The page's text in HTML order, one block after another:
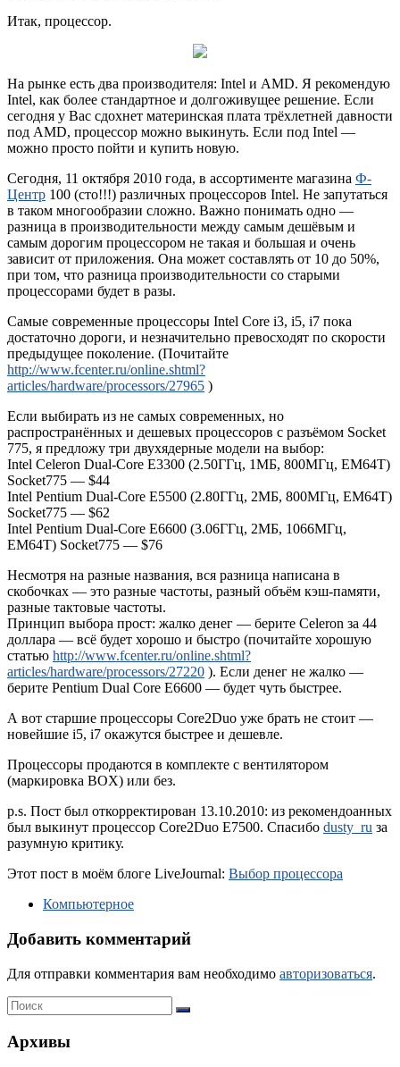
Итак, процессор.
На рынке есть два производителя: Intel и AMD. Я рекомендую
Intel, как более стандартное и долгоживущее решение. Если
сегодня у Вас сдохнет материнская плата трёхлетней давности
под AMD, процессор можно выкинуть. Если под Intel —
можно просто пойти и купить новую.
Сегодня, 11 октября 2010 года, в ассортименте магазина Ф-
Центр 100 (сто!!!) различных процессоров Intel. Не запутаться
в таком многообразии сложно. Важно понимать одно —
разница в производительности между самым дешёвым и
самым дорогим процессором не такая и большая и очень
зависит от приложения. Она может составлять от 10 до 50%,
при том, что разница производительности со старыми
процессорами будет в разы.
Самые современные процессоры Intel Core i3, i5, i7 пока
достаточно дороги, и незначительно превосходят по скорости
предыдущее поколение. (Почитайте
http://www.fcenter.ru/online.shtml?
articles/hardware/processors/27965 )
Если выбирать из не самых современных, но
распространённых и дешевых процессоров с разъёмом Socket
775, я предложу три двухядерные модели на выбор:
Intel Celeron Dual-Core E3300 (2.50ГГц, 1МБ, 800МГц, EM64T)
Socket775 — $44
Intel Pentium Dual-Core E5500 (2.80ГГц, 2МБ, 800МГц, EM64T)
Socket775 — $62
Intel Pentium Dual-Core E6600 (3.06ГГц, 2МБ, 1066МГц,
EM64T) Socket775 — $76
Несмотря на разные названия, вся разница написана в
скобочках — это разные частоты, разный объём кэш-памяти,
разные тактовые частоты.
Принцип выбора прост: жалко денег — берите Celeron за 44
доллара — всё будет хорошо и быстро (почитайте хорошую
статью http://www.fcenter.ru/online.shtml?
articles/hardware/processors/27220 ). Если денег не жалко —
берите Pentium Dual Core E6600 — будет чуть быстрее.
А вот старшие процессоры Core2Duo уже брать не стоит —
новейшие i5, i7 окажутся быстрее и дешевле.
Процессоры продаются в комплекте с вентилятором
(маркировка BOX) или без.
p.s. Пост был откорректирован 13.10.2010: из рекомендоанных
был выкинут процессор Core2Duo E7500. Спасибо dusty_ru за
разумную критику.
Этот пост в моём блоге LiveJournal: Выбор процессора
Компьютерное
Добавить комментарий
Для отправки комментария вам необходимо авторизоваться.
Архивы